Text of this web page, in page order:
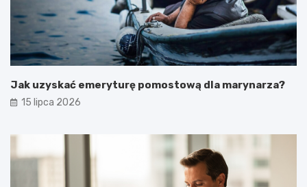
Jak uzyskać emeryturę pomostową dla marynarza?
15 lipca 2026